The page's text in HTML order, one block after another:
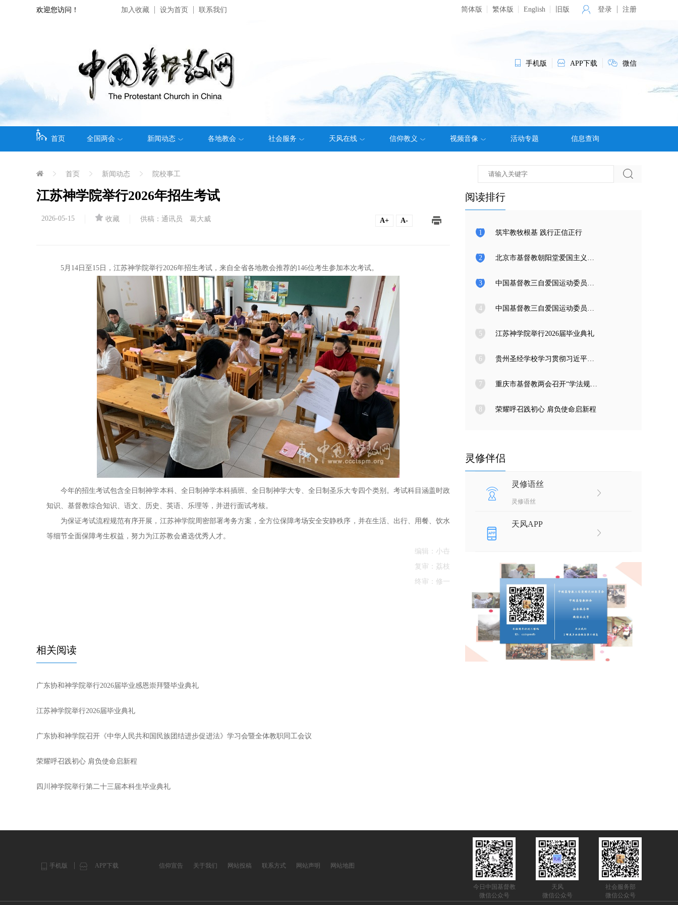
欢迎您访问！ 加入收藏 设为首页 联系我们 简体版 繁体版 English 旧版 登录 注册
手机版 APP下载 微信
首页 全国两会 新闻动态 各地教会 社会服务 天风在线 信仰教义 视频音像 活动专题 信息查询
首页 新闻动态 院校事工
江苏神学院举行2026年招生考试
2026-05-15 收藏 供稿：通讯员 葛大威 A+ A-
5月14日至15日，江苏神学院举行2026年招生考试，来自全省各地教会推荐的146位考生参加本次考试。
今年的招生考试包含全日制神学本科、全日制神学本科插班、全日制神学大专、全日制圣乐大专四个类别。考试科目涵盖时政
知识、基督教综合知识、语文、历史、英语、乐理等，并进行面试考核。
为保证考试流程规范有序开展，江苏神学院周密部署考务方案，全方位保障考场安全安静秩序，并在生活、出行、用餐、饮水
等细节全面保障考生权益，努力为江苏教会遴选优秀人才。
编辑：小卋
复审：荔枝
终审：修一
相关阅读
广东协和神学院举行2026届毕业感恩崇拜暨毕业典礼
江苏神学院举行2026届毕业典礼
广东协和神学院召开《中华人民共和国民族团结进步促进法》学习会暨全体教职同工会议
荣耀呼召践初心 肩负使命启新程
四川神学院举行第二十三届本科生毕业典礼
阅读排行
1 筑牢教牧根基 践行正信正行
2 北京市基督教朝阳堂爱国主义教育学习访问团一行来访
3 中国基督教三自爱国运动委员会2026年度公开招聘工作人员面试公告
4 中国基督教三自爱国运动委员会2026年度公开招聘应届高校毕业生面试公告
5 江苏神学院举行2026届毕业典礼
6 贵州圣经学校学习贯彻习近平总书记在庆祝中国共产党成立105周年大会上的重要讲话精神
7 重庆市基督教两会召开“学法规、守戒律、重修为、树形象” 教育活动总结会
8 荣耀呼召践初心 肩负使命启新程
灵修伴侣
灵修语丝
灵修语丝
天风APP
手机版 APP下载 信仰宣告 关于我们 网站投稿 联系方式 网站声明 网站地图
今日中国基督教
微信公众号
天风
微信公众号
社会服务部
微信公众号